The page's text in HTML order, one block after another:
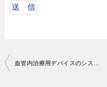
投
血管内治療用デバイスのシステム開発